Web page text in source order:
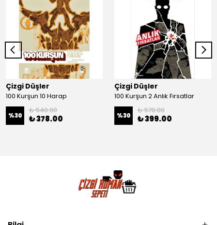
Çizgi Düşler
100 Kurşun 10 Harap
%30
₺ 540.00
₺ 378.00
Çizgi Düşler
100 Kurşun 2 Anlık Fırsatlar
%30
₺ 570.00
₺ 399.00